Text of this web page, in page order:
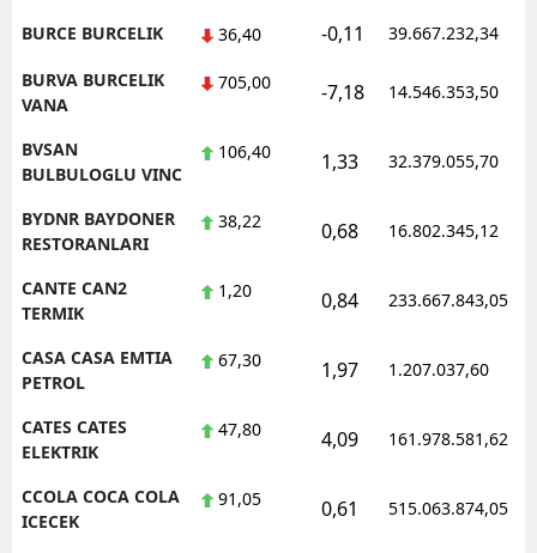
BURCE BURCELIK 36,40 -0,11 39.667.232,34
BURVA BURCELIK
VANA
705,00 -7,18 14.546.353,50
BVSAN
BULBULOGLU VINC
106,40 1,33 32.379.055,70
BYDNR BAYDONER
RESTORANLARI
38,22 0,68 16.802.345,12
CANTE CAN2
TERMIK
1,20 0,84 233.667.843,05
CASA CASA EMTIA
PETROL
67,30 1,97 1.207.037,60
CATES CATES
ELEKTRIK
47,80 4,09 161.978.581,62
CCOLA COCA COLA
ICECEK
91,05 0,61 515.063.874,05